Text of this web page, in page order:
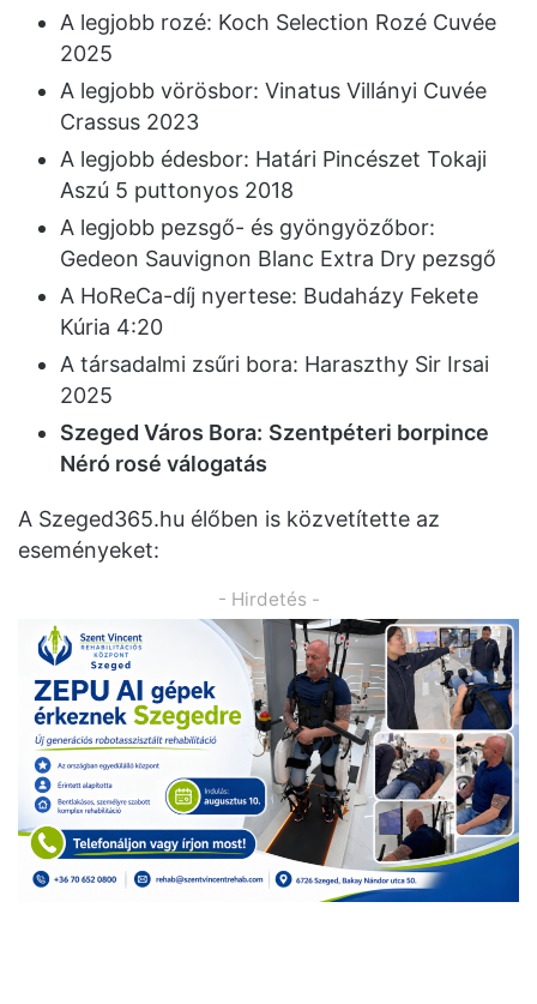
A legjobb rozé: Koch Selection Rozé Cuvée
2025
A legjobb vörösbor: Vinatus Villányi Cuvée
Crassus 2023
A legjobb édesbor: Határi Pincészet Tokaji
Aszú 5 puttonyos 2018
A legjobb pezsgő- és gyöngyözőbor:
Gedeon Sauvignon Blanc Extra Dry pezsgő
A HoReCa-díj nyertese: Budaházy Fekete
Kúria 4:20
A társadalmi zsűri bora: Haraszthy Sir Irsai
2025
Szeged Város Bora: Szentpéteri borpince
Néró rosé válogatás
A Szeged365.hu élőben is közvetítette az
eseményeket:
- Hirdetés -